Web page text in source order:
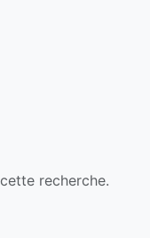
recherche.